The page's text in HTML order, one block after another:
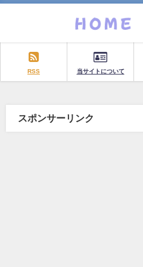
RSS 当サイトについて
スポンサーリンク